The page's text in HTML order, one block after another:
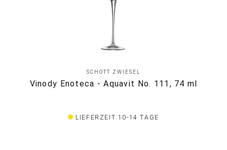
SCHOTT ZWIESEL
Vinody Enoteca - Aquavit No. 111, 74 ml
LIEFERZEIT 10-14 TAGE